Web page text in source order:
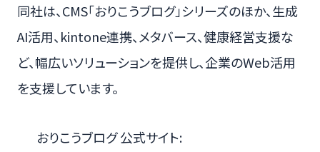
同社は、CMS「おりこうブログ」シリーズのほか、生成
AI活用、kintone連携、メタバース、健康経営支援な
ど、幅広いソリューションを提供し、企業のWeb活用
を支援しています。
おりこうブログ 公式サイト: